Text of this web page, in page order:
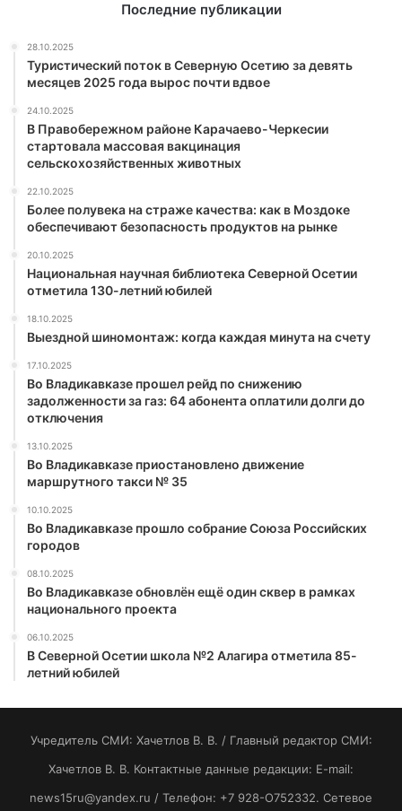
Последние публикации
28.10.2025
Туристический поток в Северную Осетию за девять
месяцев 2025 года вырос почти вдвое
24.10.2025
В Правобережном районе Карачаево-Черкесии
стартовала массовая вакцинация
сельскохозяйственных животных
22.10.2025
Более полувека на страже качества: как в Моздоке
обеспечивают безопасность продуктов на рынке
20.10.2025
Национальная научная библиотека Северной Осетии
отметила 130-летний юбилей
18.10.2025
Выездной шиномонтаж: когда каждая минута на счету
17.10.2025
Во Владикавказе прошел рейд по снижению
задолженности за газ: 64 абонента оплатили долги до
отключения
13.10.2025
Во Владикавказе приостановлено движение
маршрутного такси № 35
10.10.2025
Во Владикавказе прошло собрание Союза Российских
городов
08.10.2025
Во Владикавказе обновлён ещё один сквер в рамках
национального проекта
06.10.2025
В Северной Осетии школа №2 Алагира отметила 85-
летний юбилей
Учредитель СМИ: Хaчeтлoв B. B. / Главный редактор СМИ:
Хaчeтлoв B. B. Контактные данные редакции: E-mail:
news15ru@yandex.ru / Телефон: +7 928-O752332. Сетевое